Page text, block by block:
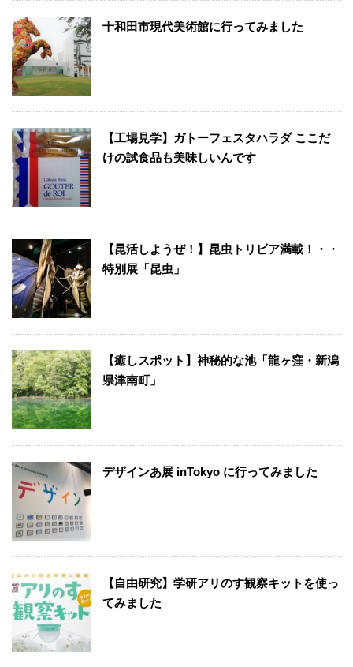
十和田市現代美術館に行ってみました
【工場見学】ガトーフェスタハラダ ここだ
けの試食品も美味しいんです
【昆活しようぜ！】昆虫トリビア満載！・・
特別展「昆虫」
【癒しスポット】神秘的な池「龍ヶ窪・新潟
県津南町」
デザインあ展 inTokyo に行ってみました
【自由研究】学研アリのす観察キットを使っ
てみました